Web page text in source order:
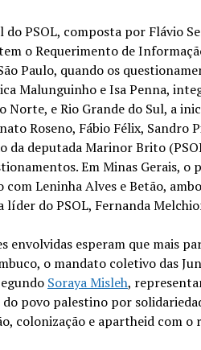
do PSOL, composta por Flávio
o Requerimento de
Paulo, quando os
Malunguinho e Isa Penna,
Norte, e Rio Grande do Sul, a
Roseno, Fábio Félix,
deputada Marinor Brito
Em Minas Gerais,
Leninha Alves e Betão,
do PSOL, Fernanda
envolvidas esperam que mais
o mandato coletivo das
Soraya Misleh,
povo palestino por
colonização e apartheid com o